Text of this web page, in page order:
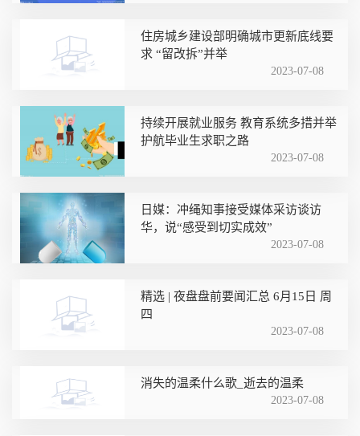
住房城乡建设部明确城市更新底线要
求 “留改拆”并举
2023-07-08
持续开展就业服务 教育系统多措并举
护航毕业生求职之路
2023-07-08
日媒：冲绳知事接受媒体采访谈访
华，说“感受到切实成效”
2023-07-08
精选 | 夜盘盘前要闻汇总 6月15日 周
四
2023-07-08
消失的温柔什么歌_逝去的温柔
2023-07-08